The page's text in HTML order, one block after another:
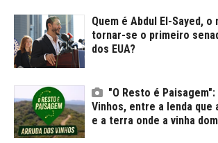
Quem é Abdul El-Sayed,
tornar-se o primeiro
dos EUA?
"O Resto é
Vinhos, entre a lenda que
e a terra onde a vinha